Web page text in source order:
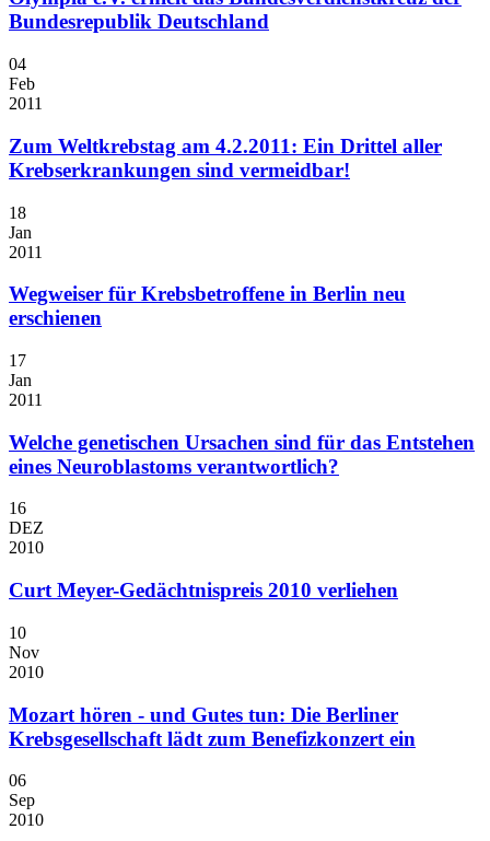
Bundesrepublik Deutschland
04
Feb
2011
Zum Weltkrebstag am 4.2.2011: Ein Drittel aller
Krebserkrankungen sind vermeidbar!
18
Jan
2011
Wegweiser für Krebsbetroffene in Berlin neu
erschienen
17
Jan
2011
Welche genetischen Ursachen sind für das Entstehen
eines Neuroblastoms verantwortlich?
16
DEZ
2010
Curt Meyer-Gedächtnispreis 2010 verliehen
10
Nov
2010
Mozart hören - und Gutes tun: Die Berliner
Krebsgesellschaft lädt zum Benefizkonzert ein
06
Sep
2010